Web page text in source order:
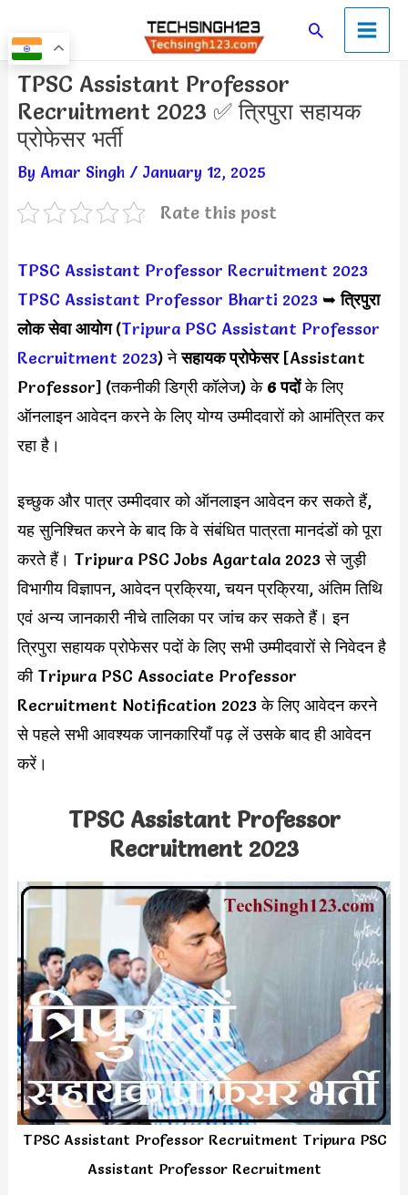
to
content
SearchMain
Menu
TPSC Assistant Professor
Recruitment 2023 ✅ त्रिपुरा सहायक
प्रोफेसर भर्ती
By Amar Singh / January 12, 2025
Rate this post
TPSC Assistant Professor Recruitment 2023
TPSC Assistant Professor Bharti 2023➥त्रिपुरा
लोक सेवा आयोग(Tripura PSC Assistant Professor
Recruitment 2023) नेसहायक प्रोफेसर [Assistant
Professor] (तकनीकी डिग्री कॉलेज) के6 पदोंके लिए
ऑनलाइन आवेदन करने के लिए योग्य उम्मीदवारों को आमंत्रित कर
रहा है।
इच्छुक और पात्र उम्मीदवार को ऑनलाइन आवेदन कर सकते हैं,
यह सुनिश्चित करने के बाद कि वे संबंधित पात्रता मानदंडों को पूरा
करते हैं। Tripura PSC Jobs Agartala 2023 से जुड़ी
विभागीय विज्ञापन, आवेदन प्रक्रिया, चयन प्रक्रिया, अंतिम तिथि
एवं अन्य जानकारी नीचे तालिका पर जांच कर सकते हैं। इन
त्रिपुरा सहायक प्रोफेसर पदों के लिए सभी उम्मीदवारों से निवेदन है
की Tripura PSC Associate Professor
Recruitment Notification 2023 के लिए आवेदन करने
से पहले सभी आवश्यक जानकारियाँ पढ़ लें उसके बाद ही आवेदन
करें।
TPSC Assistant Professor
Recruitment 2023
TPSC Assistant Professor Recruitment Tripura PSC
Assistant Professor Recruitment
Post
navigation